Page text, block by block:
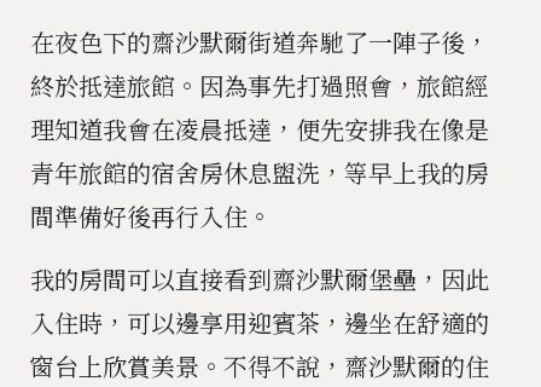
在夜色下的齋沙默爾街道奔馳了一陣子後，
終於抵達旅館。因為事先打過照會，旅館經
理知道我會在凌晨抵達，便先安排我在像是
青年旅館的宿舍房休息盥洗，等早上我的房
間準備好後再行入住。
我的房間可以直接看到齋沙默爾堡壘，因此
入住時，可以邊享用迎賓茶，邊坐在舒適的
窗台上欣賞美景。不得不說，齋沙默爾的住